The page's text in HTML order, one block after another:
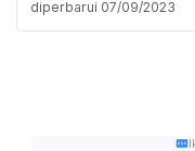
diperbarui 07/09/2023